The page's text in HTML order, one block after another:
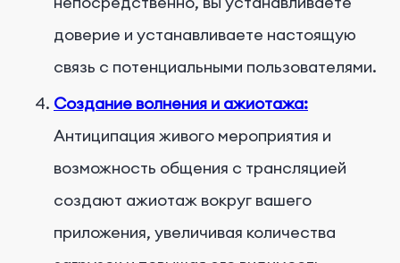
доверие и устанавливаете настоящую
связь с потенциальными пользователями.
Создание волнения и ажиотажа:
Антиципация живого мероприятия и
возможность общения с трансляцией
создают ажиотаж вокруг вашего
приложения, увеличивая количества